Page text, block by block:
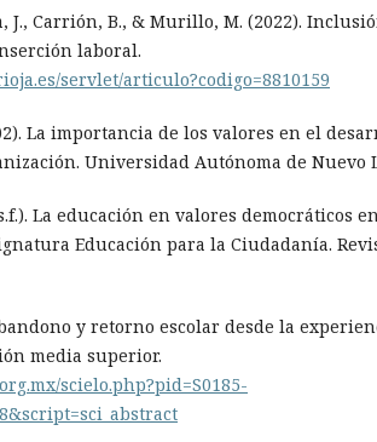
J., Carrión, B., & Murillo, M. (2022).
laboral.
servlet/articulo?codigo=8810159
La importancia de los valores en el
Universidad Autónoma de Nuevo
La educación en valores democráticos
Educación para la Ciudadanía.
y retorno escolar desde la
media superior.
scielo.php?pid=S0185-